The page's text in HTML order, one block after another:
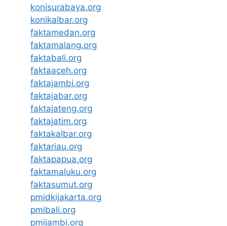
konisurabaya.org
konikalbar.org
faktamedan.org
faktamalang.org
faktabali.org
faktaaceh.org
faktajambi.org
faktajabar.org
faktajateng.org
faktajatim.org
faktakalbar.org
faktariau.org
faktapapua.org
faktamaluku.org
faktasumut.org
pmidkijakarta.org
pmibali.org
pmijambi.org